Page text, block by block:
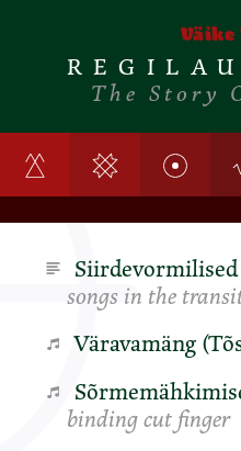
The Story
songs in the
Väravamäng
binding cut finger